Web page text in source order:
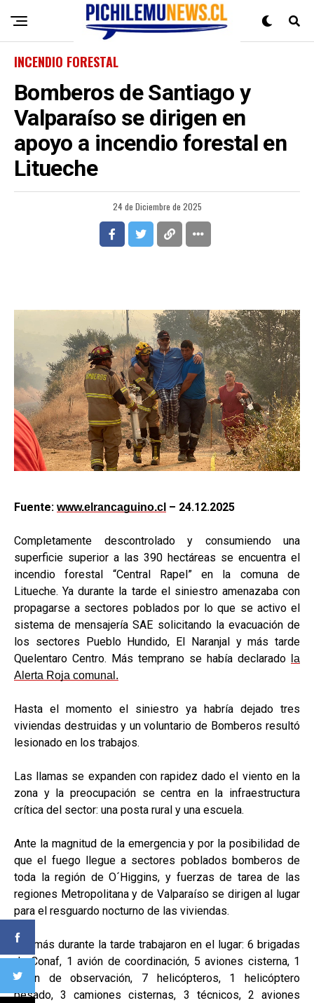
INCENDIO FORESTAL
Bomberos de Santiago y
Valparaíso se dirigen en
apoyo a incendio forestal en
Litueche
24 de Diciembre de 2025
Fuente: www.elrancaguino.cl – 24.12.2025
Completamente descontrolado y consumiendo una
superficie superior a las 390 hectáreas se encuentra el
incendio forestal “Central Rapel” en la comuna de
Litueche. Ya durante la tarde el siniestro amenazaba con
propagarse a sectores poblados por lo que se activo el
sistema de mensajería SAE solicitando la evacuación de
los sectores Pueblo Hundido, El Naranjal y más tarde
Quelentaro Centro. Más temprano se había declarado
la
Alerta Roja comunal.
Hasta el momento el siniestro ya habría dejado tres
viviendas destruidas y un voluntario de Bomberos resultó
lesionado en los trabajos.
Las llamas se expanden con rapidez dado el viento en la
zona y la preocupación se centra en la infraestructura
crítica del sector: una posta rural y una escuela.
Ante la magnitud de la emergencia y por la posibilidad de
que el fuego llegue a sectores poblados bomberos de
toda la región de O´Higgins, y fuerzas de tarea de las
regiones Metropolitana y de Valparaíso se dirigen al lugar
para el resguardo nocturno de las viviendas.
Además durante la tarde trabajaron en el lugar: 6 brigadas
de Conaf, 1 avión de coordinación, 5 aviones cisterna, 1
avión de observación, 7 helicópteros, 1 helicóptero
pesado, 3 camiones cisternas, 3 técnicos, 2 aviones